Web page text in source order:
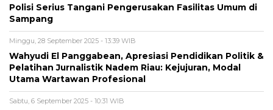
Polisi Serius Tangani Pengerusakan Fasilitas Umum di
Sampang
Minggu, 28 September 2025 - 13:39 WIB
Wahyudi El Panggabean, Apresiasi Pendidikan Politik &
Pelatihan Jurnalistik Nadem Riau: Kejujuran, Modal
Utama Wartawan Profesional
Sabtu, 6 September 2025 - 10:31 WIB